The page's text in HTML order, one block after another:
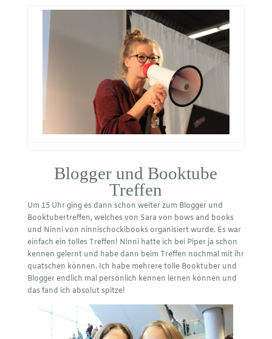
Blogger und Booktube
Treffen
Um 15 Uhr ging es dann schon weiter zum Blogger und
Booktubertreffen, welches von Sara von bows and books
und Ninni von ninnischockibooksorganisiert wurde. Es war
einfach ein tolles Treffen! Ninni hatte ich bei Piper ja schon
kennen gelernt und habe dann beim Treffen nochmal mit ihr
quatschen können. Ich habe mehrere tolle Booktuber und
Blogger endlich mal persönlich kennen lernen können und
das fand ich absolut spitze!